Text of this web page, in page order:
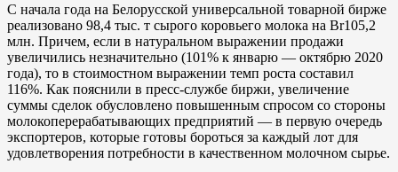
С начала года на Белорусской универсальной товарной бирже
реализовано 98,4 тыс. т сырого коровьего молока на Br105,2
млн. Причем, если в натуральном выражении продажи
увеличились незначительно (101% к январю — октябрю 2020
года), то в стоимостном выражении темп роста составил
116%. Как пояснили в пресс-службе биржи, увеличение
суммы сделок обусловлено повышенным спросом со стороны
молокоперерабатывающих предприятий — в первую очередь
экспортеров, которые готовы бороться за каждый лот для
удовлетворения потребности в качественном молочном сырье.